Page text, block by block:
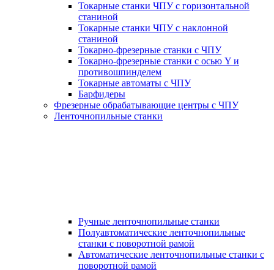
Токарные станки ЧПУ с горизонтальной
станиной
Токарные станки ЧПУ с наклонной
станиной
Токарно-фрезерные станки с ЧПУ
Токарно-фрезерные станки с осью Y и
противошпинделем
Токарные автоматы с ЧПУ
Барфидеры
Фрезерные обрабатывающие центры с ЧПУ
Ленточнопильные станки
Ручные ленточнопильные станки
Полуавтоматические ленточнопильные
станки с поворотной рамой
Автоматические ленточнопильные станки с
поворотной рамой